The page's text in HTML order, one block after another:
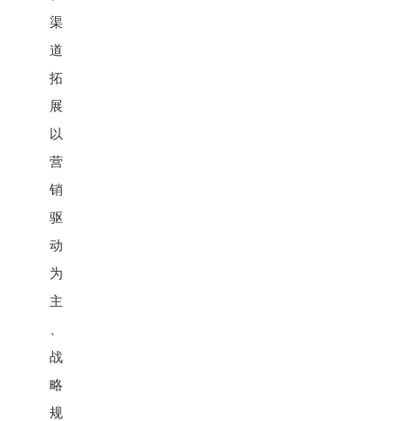
渠
道
拓
展
以
营
销
驱
动
为
主
战
略
规